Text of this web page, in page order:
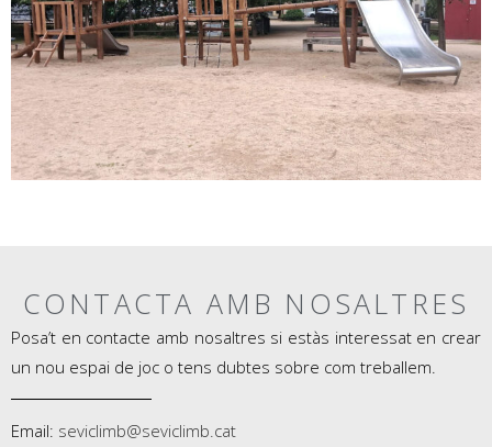
CONTACTA AMB NOSALTRES
Posa’t en contacte amb nosaltres si estàs interessat en crear
un nou espai de joc o tens dubtes sobre com treballem.
Email: seviclimb@seviclimb.cat